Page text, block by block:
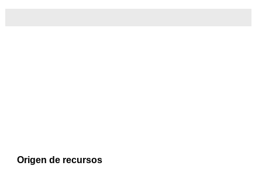
Origen de recursos